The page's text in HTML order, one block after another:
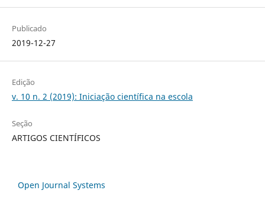
Publicado
2019-12-27
Edição
v. 10 n. 2 (2019): Iniciação científica na escola
Seção
ARTIGOS CIENTÍFICOS
Open Journal Systems